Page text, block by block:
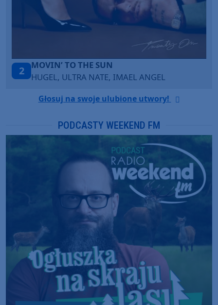
3
TAŃCZ!
BLETKA
Głosuj na swoje ulubione utwory!
PODCASTY WEEKEND FM